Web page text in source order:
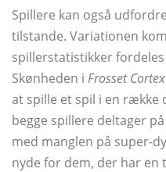
Spillere kan også
tilstande. Variationen
spillerstatistikker
Skønheden i Frosset Cortex
at spille et spil i en række
begge spillere deltager
med manglen på super-
nyde for dem, der har en